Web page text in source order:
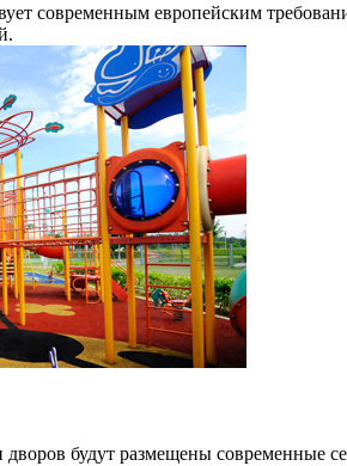
современным европейским
будут размещены современные